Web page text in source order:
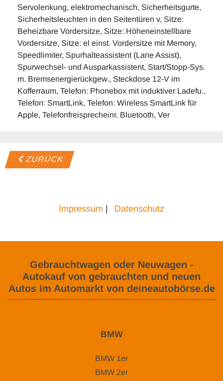
Servolenkung, elektromechanisch, Sicherheitsgurte,
Sicherheitsleuchten in den Seitentüren v, Sitze:
Beheizbare Vordersitze, Sitze: Höheneinstellbare
Vordersitze, Sitze: el einst. Vordersitze mit Memory,
Speedlimiter, Spurhalteassistent (Lane Assist),
Spurwechsel- und Ausparkassistent, Start/Stopp-Sys.
m. Bremsenergierückgew., Steckdose 12-V im
Kofferraum, Telefon: Phonebox mit induktiver Ladefu.,
Telefon: SmartLink, Telefon: Wireless SmartLink für
Apple, Telefonfreisprecheinr. Bluetooth, Ver
ZURÜCK
Impressum | Datenschutz
Gebrauchtwagen oder Neuwagen -
Autokauf von gebrauchten und neuen
Autos im Automarkt von deineautobörse.de
BMW
BMW 1er
BMW 2er